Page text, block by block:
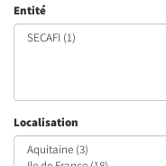
Entité
Localisation